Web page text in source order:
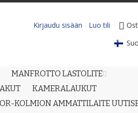
Kirjaudu sisään
Luo tili
MANFROTTO LASTOLITE
KAMERALAUKUT
KOLMION AMMATTILAITE